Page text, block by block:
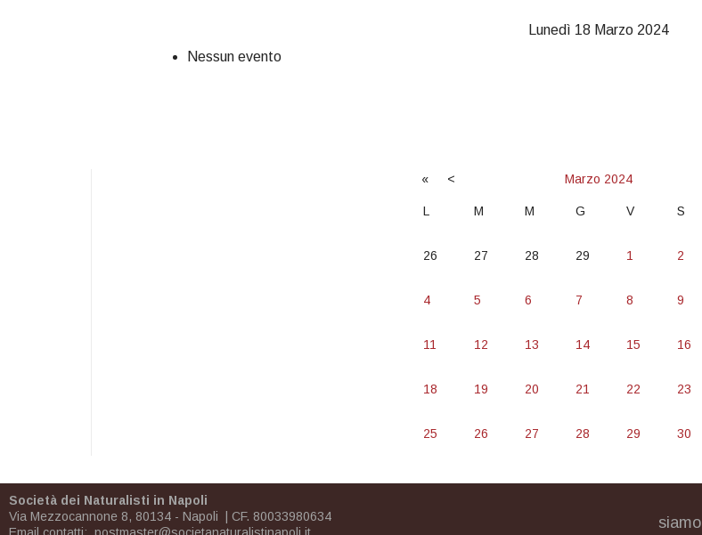
Lunedì 18 Marzo 2024
Nessun evento
« < Marzo 2024
L M M G V S
26 27 28 29 1 2
4 5 6 7 8 9
11 12 13 14 15 16
18 19 20 21 22 23
25 26 27 28 29 30
Società dei Naturalisti in Napoli
Via Mezzocannone 8, 80134 - Napoli | CF. 80033980634
siamo